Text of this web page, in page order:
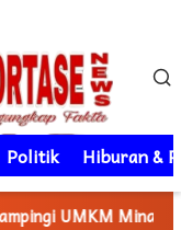
Politik Hiburan &
Minasatene